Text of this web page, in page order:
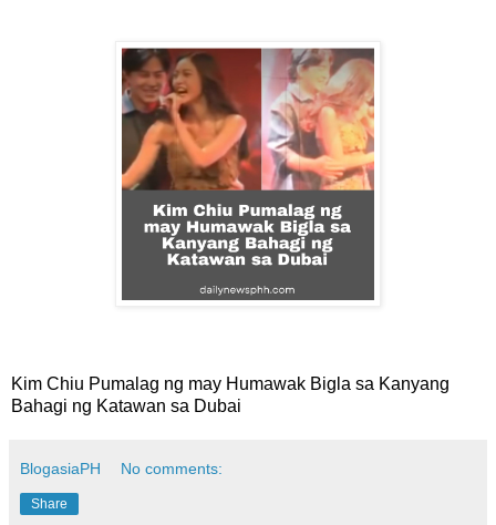
Kim Chiu Pumalag ng may Humawak Bigla sa Kanyang
Bahagi ng Katawan sa Dubai
BlogasiaPH No comments:
Share